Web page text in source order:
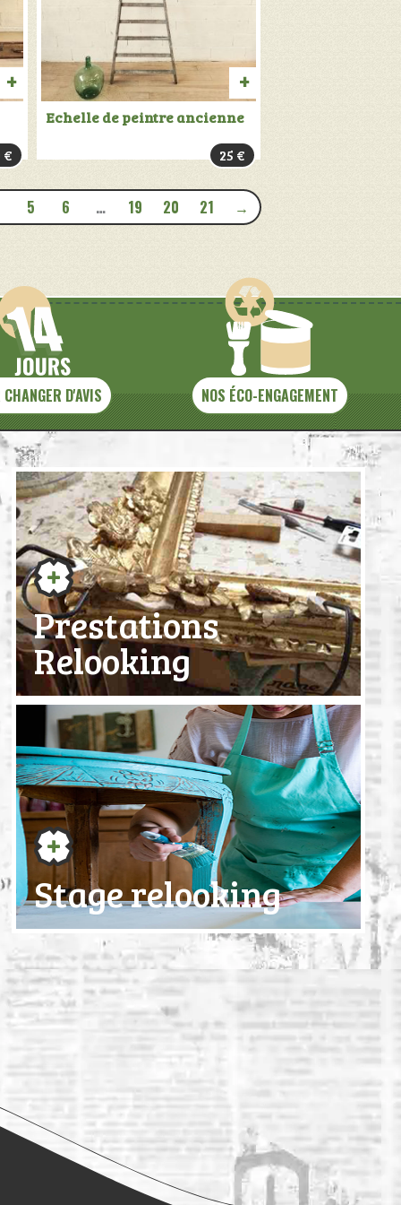
AJOUTER
PANIER
€
PANIER
Echelle de peintre ancienne
25 €
5 6 … 19 20 21 →
CHANGER D'AVIS NOS ÉCO-ENGAGEMENT
Prestations
Relooking
Stage relooking